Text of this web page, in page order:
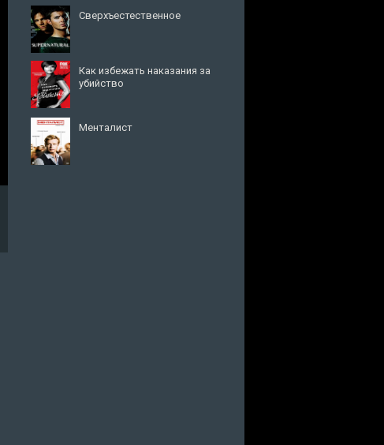
Сверхъестественное
Как избежать наказания за
убийство
Менталист